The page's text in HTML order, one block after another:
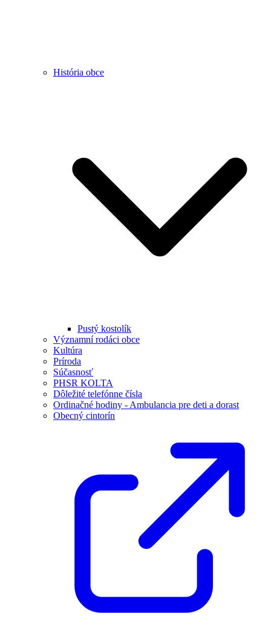
História obce
Pustý kostolík
Významní rodáci obce
Kultúra
Príroda
Súčasnosť
PHSR KOLTA
Dôležité telefónne čísla
Ordinačné hodiny - Ambulancia pre deti a dorast
Obecný cintorín